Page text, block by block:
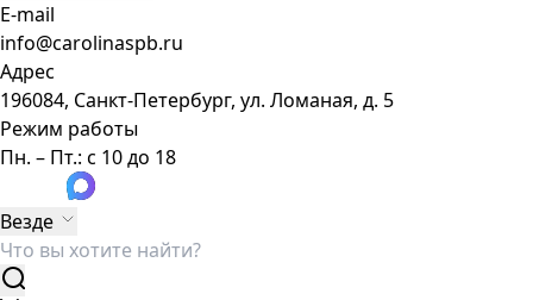
E-mail
info@carolinaspb.ru
Адрес
196084, Санкт-Петербург, ул. Ломаная, д. 5
Режим работы
Пн. – Пт.: с 10 до 18
Везде